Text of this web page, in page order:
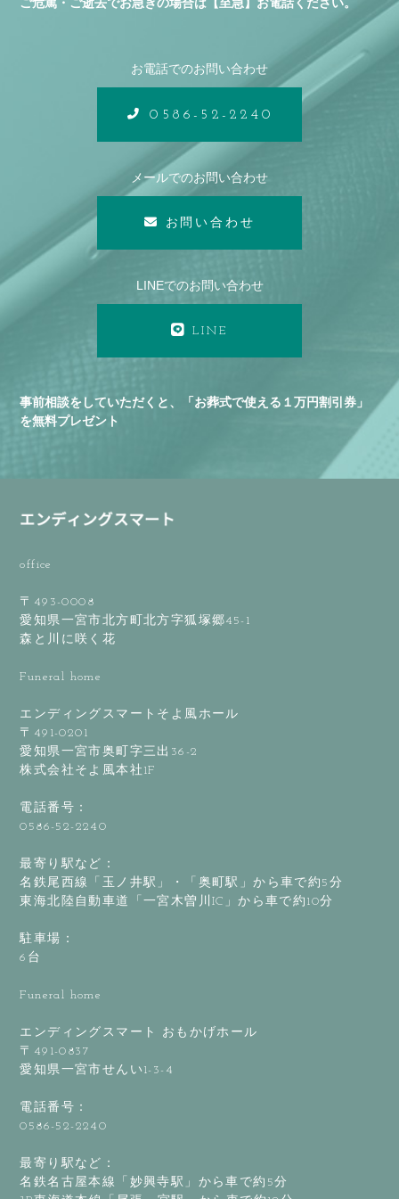
お電話でのお問い合わせ
0586-52-2240
メールでのお問い合わせ
お問い合わせ
LINEでのお問い合わせ
LINE
事前相談をしていただくと、「お葬式で使える１万円割引券」
を無料プレゼント
office
〒493-0008
愛知県一宮市北方町北方字狐塚郷45-1
森と川に咲く花
Funeral home
エンディングスマートそよ風ホール
〒491-0201
愛知県一宮市奥町字三出36-2
株式会社そよ風本社1F
電話番号：
0586-52-2240
最寄り駅など：
名鉄尾西線「玉ノ井駅」・「奥町駅」から車で約5分
東海北陸自動車道「一宮木曽川IC」から車で約10分
駐車場：
6台
Funeral home
エンディングスマート おもかげホール
〒491-0837
愛知県一宮市せんい1-3-4
電話番号：
0586-52-2240
最寄り駅など：
名鉄名古屋本線「妙興寺駅」から車で約5分